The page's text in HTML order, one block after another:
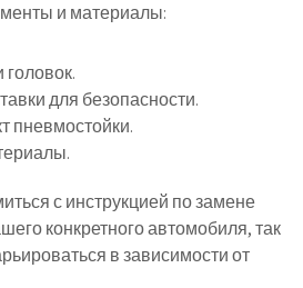
и материалы:
для безопасности.
пневмостойки.
с инструкцией по замене
конкретного автомобиля, так
в зависимости от